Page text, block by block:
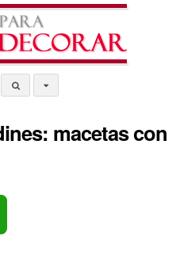
macetas con